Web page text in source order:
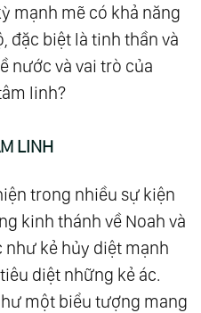
mạnh mẽ có khả năng
đặc biệt là tinh thần và
nước và vai trò của
linh?
LINH
trong nhiều sự kiện
kinh thánh về Noah và
kẻ hủy diệt mạnh
diệt những kẻ ác.
một biểu tượng mang